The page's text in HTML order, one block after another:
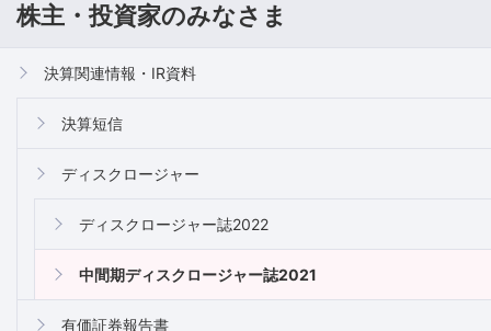
株主・投資家のみなさま
決算関連情報・IR資料
決算短信
ディスクロージャー
ディスクロージャー誌2022
中間期ディスクロージャー誌2021
有価証券報告書